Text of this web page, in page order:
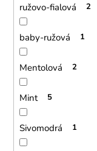
ružovo-fialová 2
baby-ružová 1
Mentolová 2
Mint 5
Sivomodrá 1